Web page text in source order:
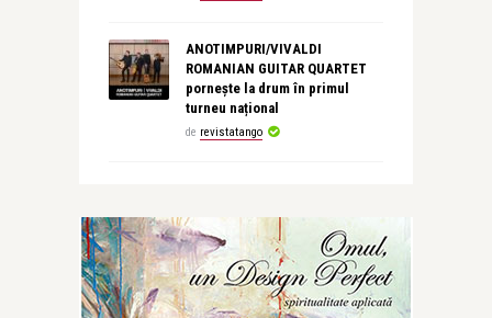
ANOTIMPURI/VIVALDI
ROMANIAN GUITAR QUARTET
pornește la drum în primul
turneu național
de revistatango